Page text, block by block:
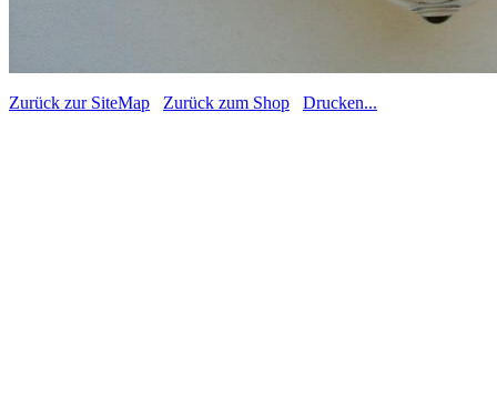
Zurück zur SiteMap Zurück zum Shop Drucken...